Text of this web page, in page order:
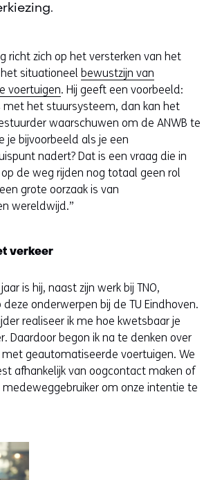
richt zich op het versterken van het
situationeel bewustzijn van
voertuigen. Hij geeft een voorbeeld:
met het stuursysteem, dan kan het
waarschuwen om de ANWB te
je bijvoorbeeld als je een
nadert? Dat is een vraag die in
de weg rijden nog totaal geen rol
grote oorzaak is van
wereldwijd.”
verkeer
is hij, naast zijn werk bij TNO,
onderwerpen bij de TU Eindhoven.
realiseer ik me hoe kwetsbaar je
Daardoor begon ik na te denken over
geautomatiseerde voertuigen. We
afhankelijk van oogcontact maken of
medeweggebruiker om onze intentie te